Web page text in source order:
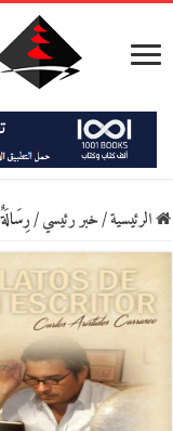
الرئيسية/خبر رئيسي/